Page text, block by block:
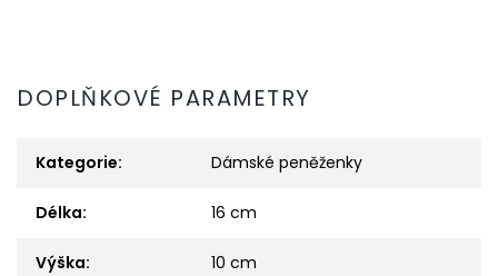
DOPLŇKOVÉ PARAMETRY
Kategorie: Dámské peněženky
Délka: 16 cm
Výška: 10 cm